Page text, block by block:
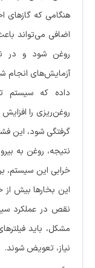
هنگامی که گازهای
اضافی می‌تواند
روغن شود و در
آزمایش‌های انجام
روغن‌ریزی را
گرفتگی شود، این
نتیجه، روغن به
خرابی این سیستم،
این بخارها بیش از
نقص در عملکرد
مشکل، باید
نیاز، تعویض شوند.